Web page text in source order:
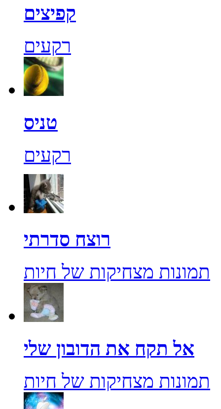
קפיצים
רקעים
טניס
רקעים
רוצח סדרתי
תמונות מצחיקות של חיות
אל תקח את הדובון שלי
תמונות מצחיקות של חיות